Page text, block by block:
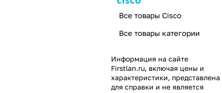
Все товары Cisco
Все товары категории
Информация на сайте
Firstlan.ru, включая цены и
характеристики, представлена
для справки и не является